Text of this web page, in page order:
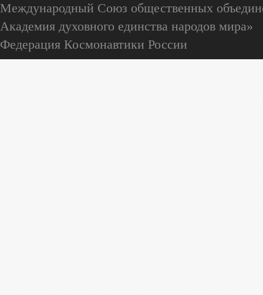
Международный Союз общественных
Академия духовного единства народов мира»
Федерация Космонавтики России